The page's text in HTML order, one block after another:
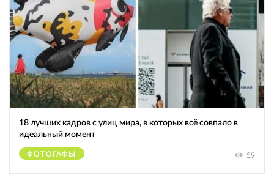
18 лучших кадров с улиц мира, в которых всё совпало в
идеальный момент
ФОТОГАФЫ 59